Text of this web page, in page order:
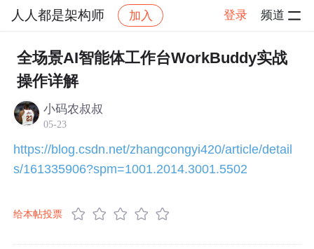
人人都是架构师 加入 登录 频道
社区 人人都是架构师 交流讨论 帖子详情
全场景AI智能体工作台WorkBuddy实战
操作详解
小码农叔叔
05-23
https://blog.csdn.net/zhangcongyi420/article/detail
s/161335906?spm=1001.2014.3001.5502
给本帖投票